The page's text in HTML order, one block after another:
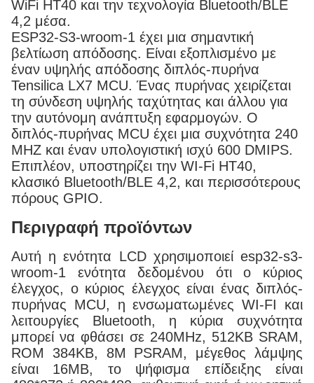
WiFi HT40 και την τεχνολογία Bluetooth/BLE
4,2 μέσα.
ESP32-S3-wroom-1 έχει μια σημαντική
βελτίωση απόδοσης. Είναι εξοπλισμένο με
έναν υψηλής απόδοσης διπλός-πυρήνα
Tensilica LX7 MCU. Ένας πυρήνας χειρίζεται
τη σύνδεση υψηλής ταχύτητας και άλλου για
την αυτόνομη ανάπτυξη εφαρμογών. Ο
διπλός-πυρήνας MCU έχει μια συχνότητα 240
MHZ και έναν υπολογιστική ισχύ 600 DMIPS.
Επιπλέον, υποστηρίζει την WI-Fi HT40,
κλασικό Bluetooth/BLE 4,2, και περισσότερους
πόρους GPIO.
Περιγραφή προϊόντων
Αυτή η ενότητα LCD χρησιμοποιεί esp32-s3-
wroom-1 ενότητα δεδομένου ότι ο κύριος
έλεγχος, ο κύριος έλεγχος είναι ένας διπλός-
πυρήνας MCU, η ενσωματωμένες WI-FI και
λειτουργίες Bluetooth, η κύρια συχνότητα
μπορεί να φθάσει σε 240MHz, 512KB SRAM,
ROM 384KB, 8M PSRAM, μέγεθος λάμψης
είναι 16MB, το ψήφισμα επίδειξης είναι